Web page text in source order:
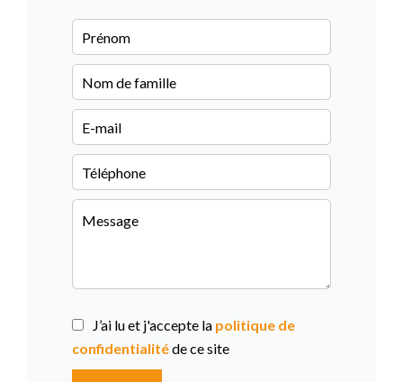
J’ai lu et j'accepte la politique de
confidentialitéde ce site